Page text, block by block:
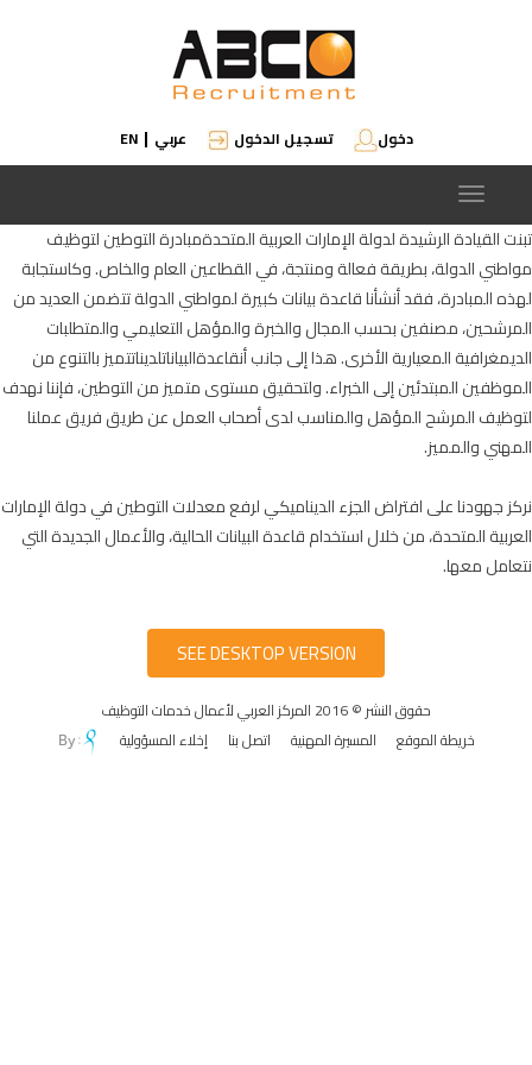
دخول تسجيل الدخول عربي |
EN
Toggle
navigation
تبنت القيادة الرشيدة لدولة الإمارات العربية المتحدةمبادرة التوطين لتوظيف
مواطني الدولة، بطريقة فعالة ومنتجة، في القطاعين العام والخاص. وكاستجابة
لهذه المبادرة، فقد أنشأنا قاعدة بيانات كبيرة لمواطني الدولة تتضمن العديد من
المرشحين، مصنفين بحسب المجال والخبرة والمؤهل التعليمي والمتطلبات
الديمغرافية المعيارية الأخرى. هذا إلى جانب أنقاعدةالبياناتلديناتتميز بالتنوع من
الموظفين المبتدئين إلى الخبراء. ولتحقيق مستوى متميز من التوطين، فإننا نهدف
لتوظيف المرشح المؤهل والمناسب لدى أصحاب العمل عن طريق فريق عملنا
المهني والمميز.
نركز جهودنا على افتراض الجزء الديناميكي لرفع معدلات التوطين في دولة الإمارات
العربية المتحدة، من خلال استخدام قاعدة البيانات الحالية، والأعمال الجديدة التي
نتعامل معها.
SEE DESKTOP VERSION
حقوق النشر © 2016 المركز العربي لأعمال خدمات التوظيف
خريطة الموقع
المسيرة المهنية اتصل بنا إخلاء المسؤولية